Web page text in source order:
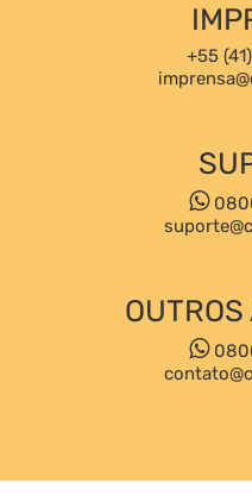
+55